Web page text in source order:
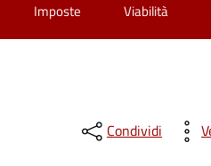
Imposte Viabilità
Condividi